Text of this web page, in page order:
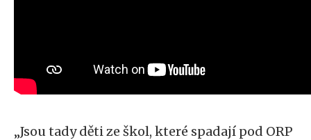
„Jsou tady děti ze škol, které spadají pod ORP